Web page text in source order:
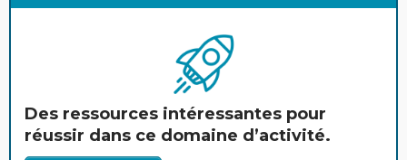
Des ressources intéressantes pour
réussir dans ce domaine d’activité.